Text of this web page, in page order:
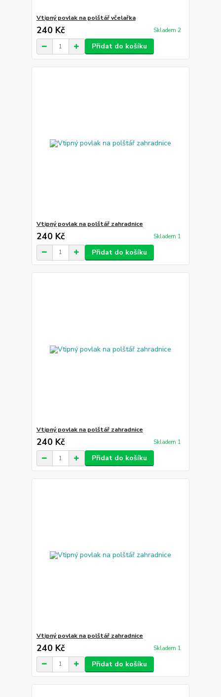
Vtipný povlak na polštář včelařka
240 Kč Skladem 2
Přidat do košíku
Vtipný povlak na polštář zahradnice
240 Kč Skladem 1
Přidat do košíku
Vtipný povlak na polštář zahradnice
240 Kč Skladem 1
Přidat do košíku
Vtipný povlak na polštář zahradnice
240 Kč Skladem 1
Přidat do košíku